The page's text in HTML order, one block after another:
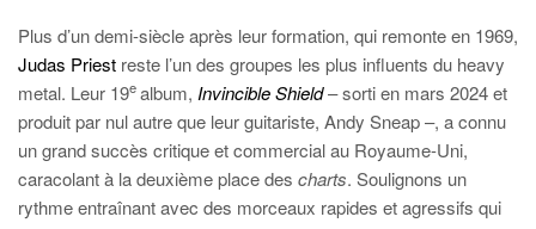
Plus d’un demi-siècle après leur formation, qui remonte en 1969,
Judas Priest reste l’un des groupes les plus influents du heavy
metal. Leur 19ealbum, Invincible Shield– sorti en mars 2024 et
produit par nul autre que leur guitariste, Andy Sneap –, a connu
un grand succès critique et commercial au Royaume-Uni,
caracolant à la deuxième place des charts. Soulignons un
rythme entraînant avec des morceaux rapides et agressifs qui